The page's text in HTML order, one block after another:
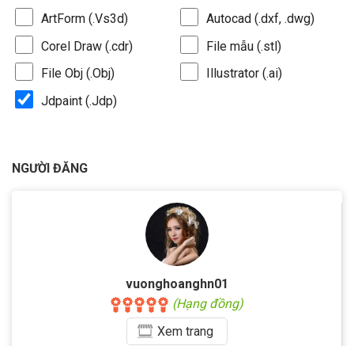
ArtForm (.Vs3d)
Autocad (.dxf, .dwg)
Corel Draw (.cdr)
File mẫu (.stl)
File Obj (.Obj)
Illustrator (.ai)
Jdpaint (.Jdp)
NGƯỜI ĐĂNG
vuonghoanghn01
(Hạng đồng)
Xemtrang